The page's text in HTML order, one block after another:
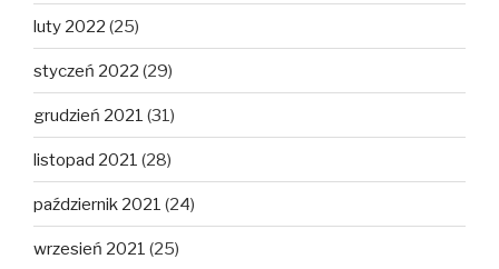
luty 2022 (25)
styczeń 2022 (29)
grudzień 2021 (31)
listopad 2021 (28)
październik 2021 (24)
wrzesień 2021 (25)